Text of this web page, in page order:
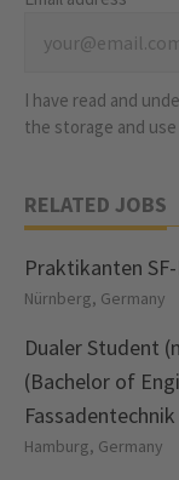
I have read and
the storage and
RELATED JOBS
Praktikanten
Nürnberg, Germany
Dualer Student
(Bachelor of
Fassadentechnik
Hamburg, Germany